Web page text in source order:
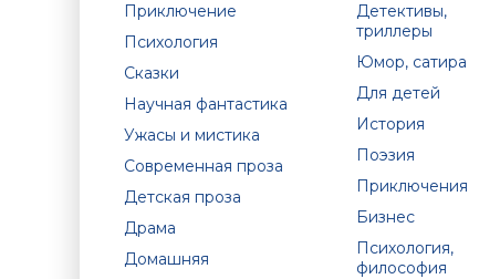
Приключение
Психология
Сказки
Научная фантастика
Ужасы и мистика
Современная проза
Детская проза
Драма
Домашняя
Детективы,
триллеры
Юмор, сатира
Для детей
История
Поэзия
Приключения
Бизнес
Психология,
философия